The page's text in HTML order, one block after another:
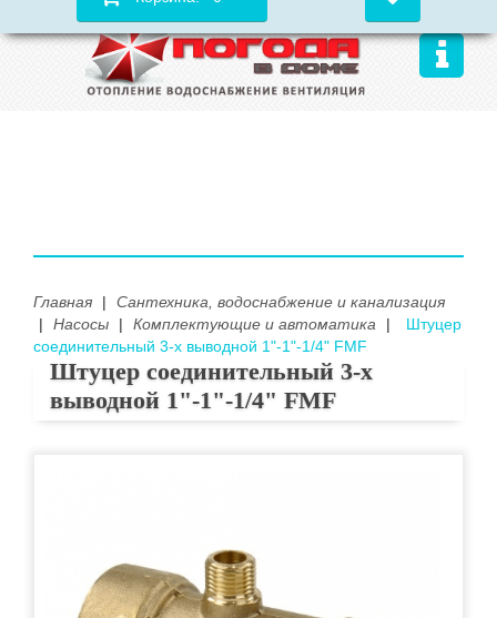
Главная |
Сантехника, водоснабжение и канализация
|
Насосы | Комплектующие и автоматика |
Штуцер
соединительный 3-х выводной 1"-1"-1/4" FMF
Штуцер соединительный 3-х
выводной 1"-1"-1/4" FMF